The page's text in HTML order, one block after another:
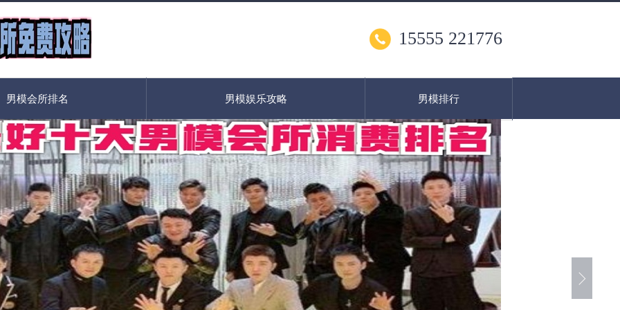
15555 221776
男模会所排名 男模娱乐攻略 男模排行